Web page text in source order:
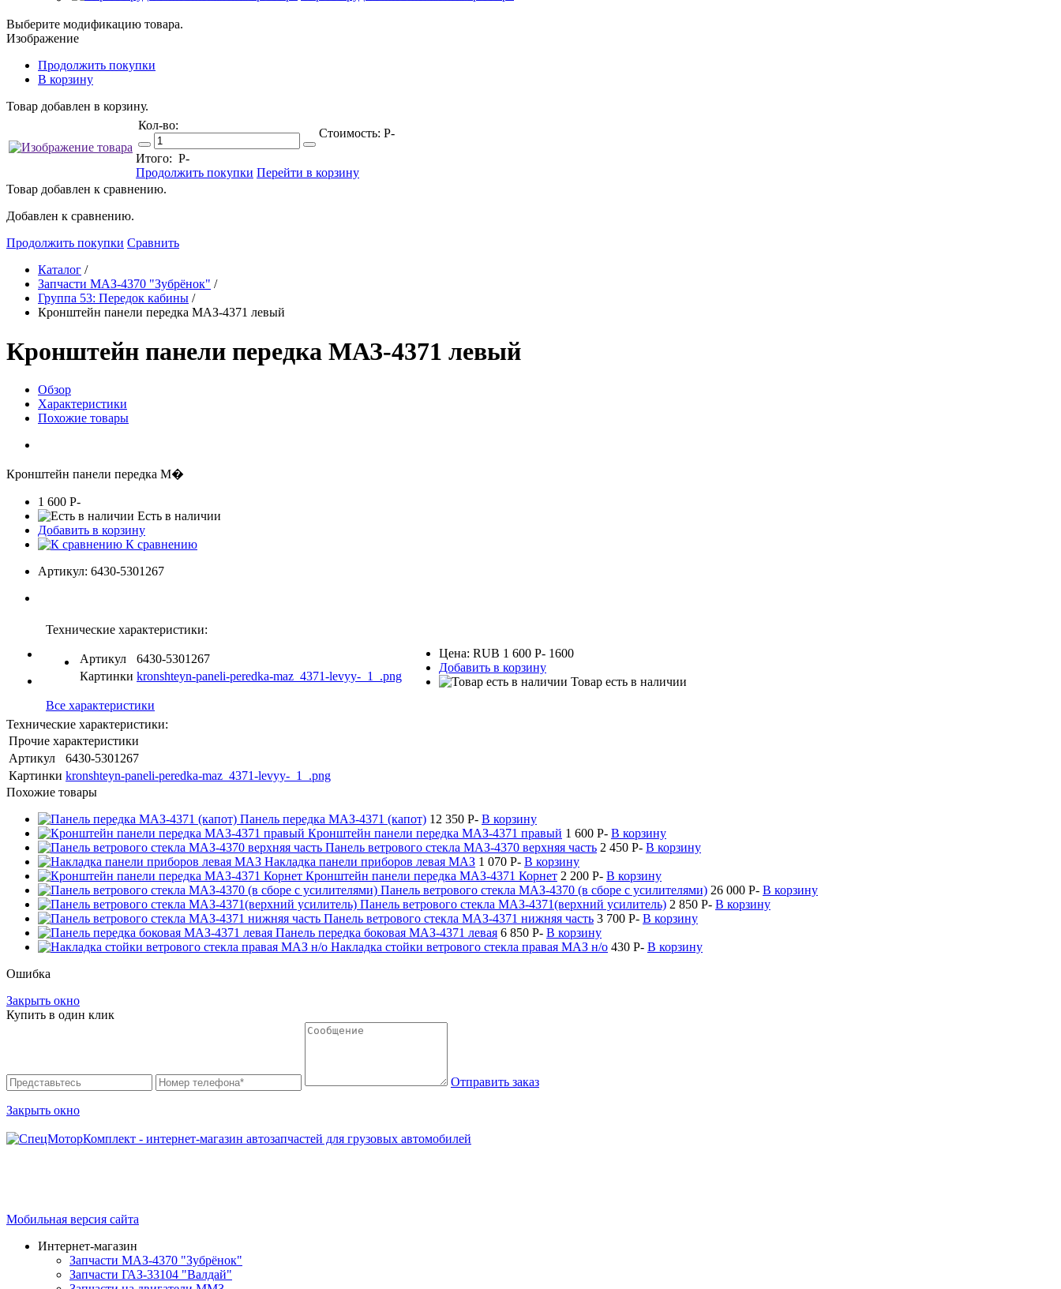
Выберите модификацию товара.
Изображение
Продолжить покупки
В корзину
Товар добавлен в корзину.
Кол-во:
Стоимость: Р-
Итого: Р-
Продолжить покупки Перейти в корзину
Товар добавлен к сравнению.
Добавлен к сравнению.
Продолжить покупки Сравнить
Каталог /
Запчасти МАЗ-4370 "Зубрёнок" /
Группа 53: Передок кабины /
Кронштейн панели передка МАЗ-4371 левый
Кронштейн панели передка МАЗ-4371 левый
Обзор
Характеристики
Похожие товары
Кронштейн панели передка М�
1 600 P-
Есть в наличии
Добавить в корзину
К сравнению
Артикул: 6430-5301267
Технические характеристики:
Артикул
6430-5301267
Картинки kronshteyn-paneli-peredka-maz_4371-levyy-_1_.png
Все характеристики
Цена: RUB 1 600 P- 1600
Добавить в корзину
Товар есть в наличии
Технические характеристики:
Прочие характеристики
Артикул
6430-5301267
Картинки kronshteyn-paneli-peredka-maz_4371-levyy-_1_.png
Похожие товары
Панель передка МАЗ-4371 (капот) 12 350 P- В корзину
Кронштейн панели передка МАЗ-4371 правый 1 600 P- В корзину
Панель ветрового стекла МАЗ-4370 верхняя часть 2 450 P- В корзину
Накладка панели приборов левая МАЗ 1 070 P- В корзину
Кронштейн панели передка МАЗ-4371 Корнет 2 200 P- В корзину
Панель ветрового стекла МАЗ-4370 (в сборе с усилителями) 26 000 P- В корзину
Панель ветрового стекла МАЗ-4371(верхний усилитель) 2 850 P- В корзину
Панель ветрового стекла МАЗ-4371 нижняя часть 3 700 P- В корзину
Панель передка боковая МАЗ-4371 левая 6 850 P- В корзину
Накладка стойки ветрового стекла правая МАЗ н/о 430 P- В корзину
Ошибка
Закрыть окно
Купить в один клик
Отправить заказ
Закрыть окно
Мобильная версия сайта
Интернет-магазин
Запчасти МАЗ-4370 "Зубрёнок"
Запчасти ГАЗ-33104 "Валдай"